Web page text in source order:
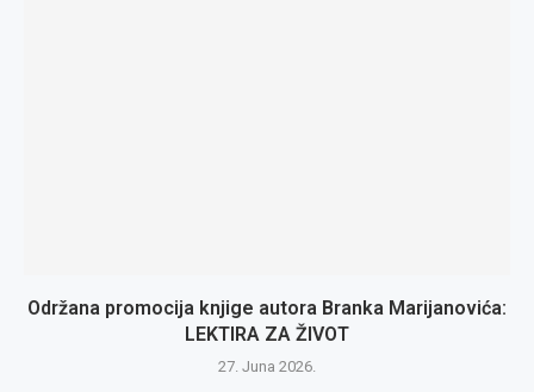
Održana promocija knjige autora Branka Marijanovića:
LEKTIRA ZA ŽIVOT
27. Juna 2026.